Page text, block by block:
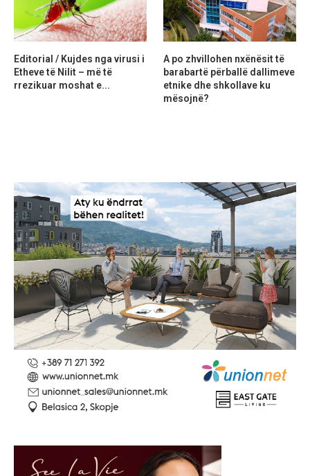
Editorial / Kujdes nga virusi i
Etheve të Nilit – më të
rrezikuar moshat e...
A po zhvillohen nxënësit të
barabartë përballë dallimeve
etnike dhe shkollave ku
mësojnë?